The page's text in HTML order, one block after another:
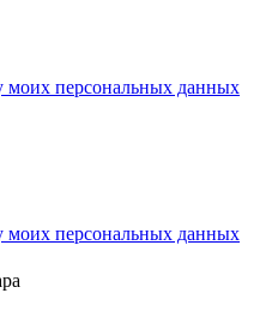
моих персональных данных
моих персональных данных